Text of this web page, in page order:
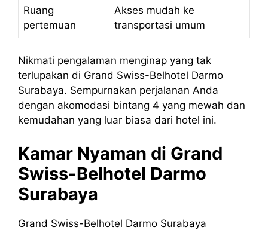
Ruang
pertemuan
Akses mudah ke
transportasi umum
Nikmati pengalaman menginap yang tak
terlupakan di Grand Swiss-Belhotel Darmo
Surabaya. Sempurnakan perjalanan Anda
dengan akomodasi bintang 4 yang mewah dan
kemudahan yang luar biasa dari hotel ini.
Kamar Nyaman di Grand
Swiss-Belhotel Darmo
Surabaya
Grand Swiss-Belhotel Darmo Surabaya